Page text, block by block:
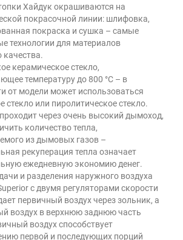
Хайдук окрашиваются на
покрасочной линии: шлифовка,
покраска и сушка – самые
технологии для материалов
качества.
керамическое стекло,
температуру до 800 °C – в
от модели может использоваться
стекло или пиролитическое стекло.
через очень высокий дымоход,
количество тепла,
из дымовых газов –
рекуперация тепла означает
ежедневную экономию денег.
и разделения наружного воздуха
с двумя регуляторами скорости
первичный воздух через зольник, а
воздух в верхнюю заднюю часть
воздух способствует
первой и последующих порций